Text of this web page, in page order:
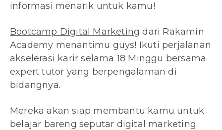
informasi menarik untuk kamu!
Bootcamp Digital Marketing dari Rakamin
Academy menantimu guys! Ikuti perjalanan
akselerasi karir selama 18 Minggu bersama
expert tutor yang berpengalaman di
bidangnya.
Mereka akan siap membantu kamu untuk
belajar bareng seputar digital marketing.